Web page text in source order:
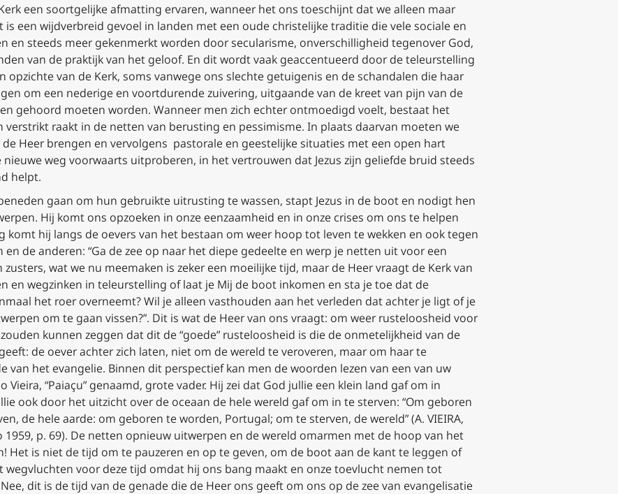
een soortgelijke afmatting ervaren, wanneer het ons toeschijnt dat we alleen maar
een wijdverbreid gevoel in landen met een oude christelijke traditie die vele sociale en
en steeds meer gekenmerkt worden door secularisme, onverschilligheid tegenover God,
van de praktijk van het geloof. En dit wordt vaak geaccentueerd door de teleurstelling
opzichte van de Kerk, soms vanwege ons slechte getuigenis en de schandalen die haar
om een nederige en voortdurende zuivering, uitgaande van de kreet van pijn van de
gehoord moeten worden. Wanneer men zich echter ontmoedigd voelt, bestaat het
verstrikt raakt in de netten van berusting en pessimisme. In plaats daarvan moeten we
Heer brengen en vervolgens pastorale en geestelijke situaties met een open hart
weg voorwaarts uitproberen, in het vertrouwen dat Jezus zijn geliefde bruid steeds
helpt.
gaan om hun gebruikte uitrusting te wassen, stapt Jezus in de boot en nodigt hen
. Hij komt ons opzoeken in onze eenzaamheid en in onze crises om ons te helpen
komt hij langs de oevers van het bestaan om weer hoop tot leven te wekken en ook tegen
de anderen: “Ga de zee op naar het diepe gedeelte en werp je netten uit voor een
zusters, wat we nu meemaken is zeker een moeilijke tijd, maar de Heer vraagt de Kerk van
en wegzinken in teleurstelling of laat je Mij de boot inkomen en sta je toe dat de
het roer overneemt? Wil je alleen vasthouden aan het verleden dat achter je ligt of je
om te gaan vissen?”. Dit is wat de Heer van ons vraagt: om weer rusteloosheid voor
zouden kunnen zeggen dat dit de “goede” rusteloosheid is die de onmetelijkheid van de
de oever achter zich laten, niet om de wereld te veroveren, maar om haar te
van het evangelie. Binnen dit perspectief kan men de woorden lezen van een van uw
Vieira, “Paiaçu” genaamd, grote vader. Hij zei dat God jullie een klein land gaf om in
ook door het uitzicht over de oceaan de hele wereld gaf om in te sterven: “Om geboren
de hele aarde: om geboren te worden, Portugal; om te sterven, de wereld” (A. VIEIRA,
1959, p. 69). De netten opnieuw uitwerpen en de wereld omarmen met de hoop van het
Het is niet de tijd om te pauzeren en op te geven, om de boot aan de kant te leggen of
wegvluchten voor deze tijd omdat hij ons bang maakt en onze toevlucht nemen tot
dit is de tijd van de genade die de Heer ons geeft om ons op de zee van evangelisatie